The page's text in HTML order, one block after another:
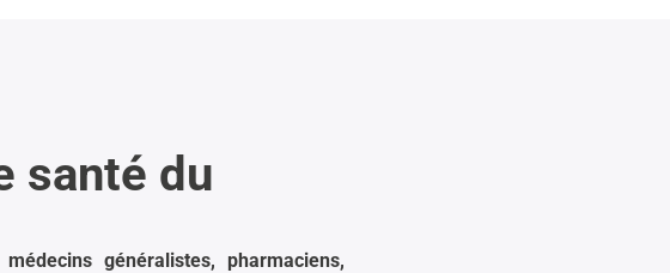
santé du
généralistes, pharmaciens,